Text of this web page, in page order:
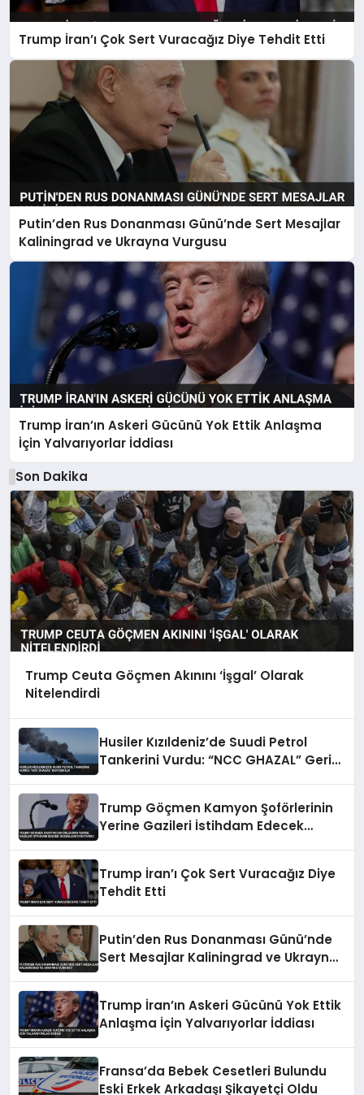
Trump İran’ı Çok Sert Vuracağız Diye Tehdit Etti
Putin’den Rus Donanması Günü’nde Sert Mesajlar
Kaliningrad ve Ukrayna Vurgusu
Trump İran’ın Askeri Gücünü Yok Ettik Anlaşma
İçin Yalvarıyorlar İddiası
Son Dakika
Trump Ceuta Göçmen Akınını ‘İşgal’ Olarak
Nitelendirdi
Husiler Kızıldeniz’de Suudi Petrol
Tankerini Vurdu: “NCC GHAZAL” Geri
Trump Göçmen Kamyon Şoförlerinin
Yerine Gazileri İstihdam Edecek
Trump İran’ı Çok Sert Vuracağız Diye
Tehdit Etti
Putin’den Rus Donanması Günü’nde
Sert Mesajlar Kaliningrad ve Ukrayna
Trump İran’ın Askeri Gücünü Yok Ettik
Anlaşma İçin Yalvarıyorlar İddiası
Fransa’da Bebek Cesetleri Bulundu
Eski Erkek Arkadaşı Şikayetçi Oldu